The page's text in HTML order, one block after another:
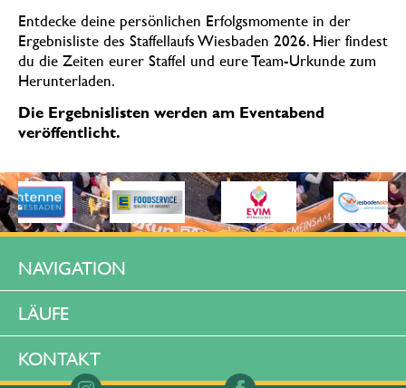
Entdecke deine persönlichen Erfolgsmomente in der
Ergebnisliste des Staffellaufs Wiesbaden 2026. Hier findest
du die Zeiten eurer Staffel und eure Team-Urkunde zum
Herunterladen.
Die Ergebnislisten werden am Eventabend
veröffentlicht.
NAVIGATION
IMPRESSUM
AGB
DATENSCHUTZ (WEBSITE)
DATENSCHUTZ (VERANSTALTUNG)
LÄUFE
HAMBURG
LÜBECK
KONTAKT